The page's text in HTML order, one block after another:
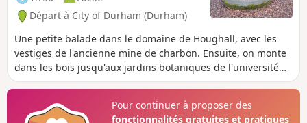
Départ à City of Durham (Durham)
Une petite balade dans le domaine de Houghall, avec les
vestiges de l'ancienne mine de charbon. Ensuite, on monte
dans les bois jusqu'aux jardins botaniques de l'université
pour prendre un thé (et explorer les jardins si tu veux
Maiden Castle (site d'un fort de l'âge du fer) puis retour à la
Pour continuer à proposer des
fonctionnalités gratuites et pratiques